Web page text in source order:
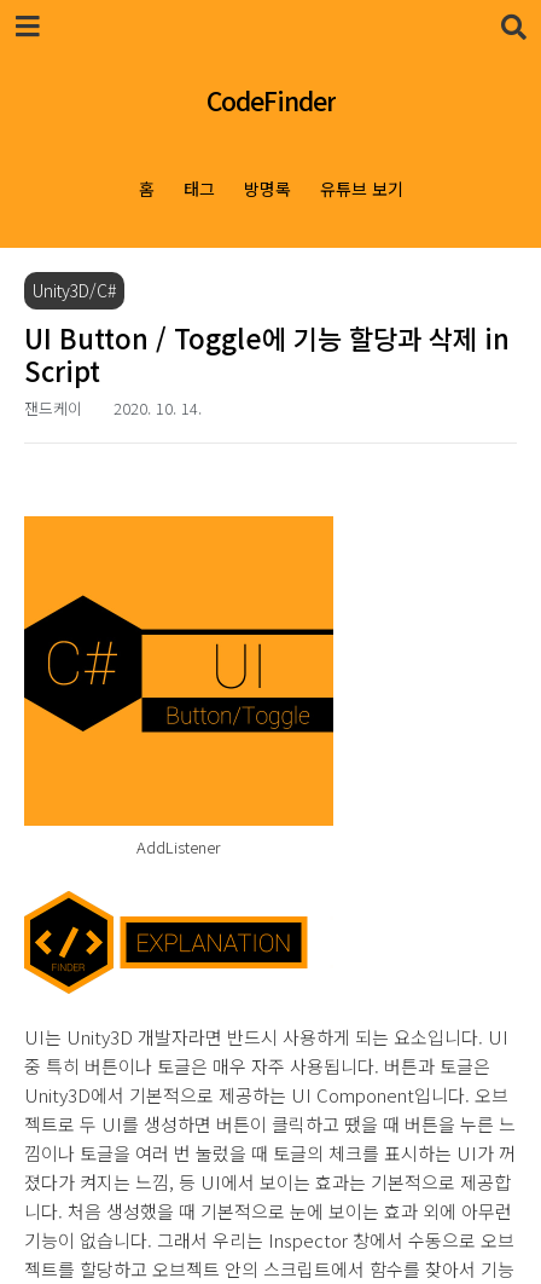
본문 바로가기
CodeFinder
홈 태그 방명록 유튜브 보기
Unity3D/C#
UI Button / Toggle에 기능 할당과 삭제 in
Script
잰드케이 2020. 10. 14.
AddListener
UI는 Unity3D 개발자라면 반드시 사용하게 되는 요소입니다. UI
중 특히 버튼이나 토글은 매우 자주 사용됩니다. 버튼과 토글은
Unity3D에서 기본적으로 제공하는 UI Component입니다. 오브
젝트로 두 UI를 생성하면 버튼이 클릭하고 땠을 때 버튼을 누른 느
낌이나 토글을 여러 번 눌렀을 때 토글의 체크를 표시하는 UI가 꺼
졌다가 켜지는 느낌, 등 UI에서 보이는 효과는 기본적으로 제공합
니다. 처음 생성했을 때 기본적으로 눈에 보이는 효과 외에 아무런
기능이 없습니다. 그래서 우리는 Inspector 창에서 수동으로 오브
젝트를 할당하고 오브젝트 안의 스크립트에서 함수를 찾아서 기능